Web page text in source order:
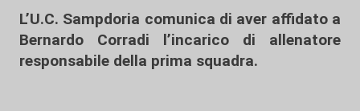
L’U.C. Sampdoria comunica di aver affidato a
Bernardo Corradi l’incarico di allenatore
responsabile della prima squadra.